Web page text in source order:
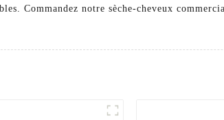
Commandez notre sèche-cheveux